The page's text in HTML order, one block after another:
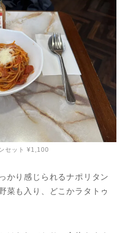
セット ¥1,100
かり感じられるナポリタン
菜も入り、どこかラタトゥ